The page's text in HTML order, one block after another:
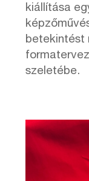
kiállítása
betekintést
szeletébe.